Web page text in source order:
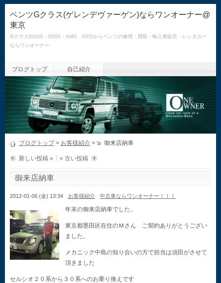
ベンツGクラス(ゲレンデヴァーゲン)ならワンオーナー@
東京
Gクラス(G320・G500・AMG G55)からベンツの修理・買取・輸入車販売・レンタカー
ならワンオーナー
ブログトップ 自己紹介
ブログトップ> お客様紹介 > 御来店納車
新しい投稿 » « 古い投稿
御来店納車
2012-01-06 (金) 13:34 お客様紹介 中古車ならワンオーナー！！！
年末の御来店納車でした。
東京都墨田区在住のＭさん ご契約ありがとうござい
ました。
メカニック中島の知り合いの方で担当は須田がさせて
頂きました
セルシオ２０系から３０系へのお乗り換えです